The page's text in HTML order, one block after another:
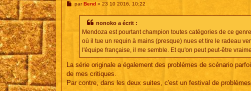
MparBend» 23 10 2016, 10:22
nonoko a écrit :
Mendoza est pourtant champion toutes catégories de ce
où il tue un requin à mains (presque) nues et tire le radeau
l'équipe française, il me semble. Et qu'on peut peut-être
La série originale a également des problèmes de scénario
de mes critiques.
Par contre, dans les deux suites, c'est un festival de